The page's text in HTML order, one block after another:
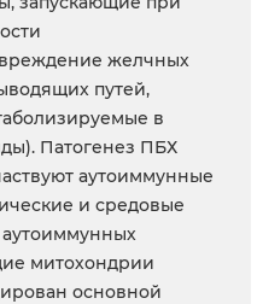
желчных
путей,
в
Патогенез ПБХ
аутоиммунные
и средовые
митохондрии
основной